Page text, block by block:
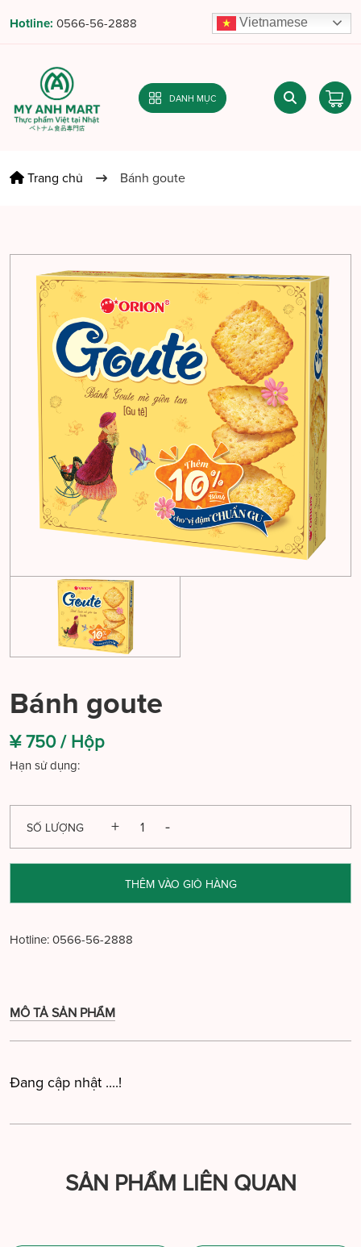
Hotline: 0566-56-2888 Vietnamese
DANH MỤC
Trang chủ Bánh goute
Bánh goute
¥ 750 / Hộp
Hạn sử dụng:
SỐ LƯỢNG
THÊM VÀO GIỎ HÀNG
Hotline: 0566-56-2888
MÔ TẢ SẢN PHẨM
Đang cập nhật ....!
SẢN PHẨM LIÊN QUAN